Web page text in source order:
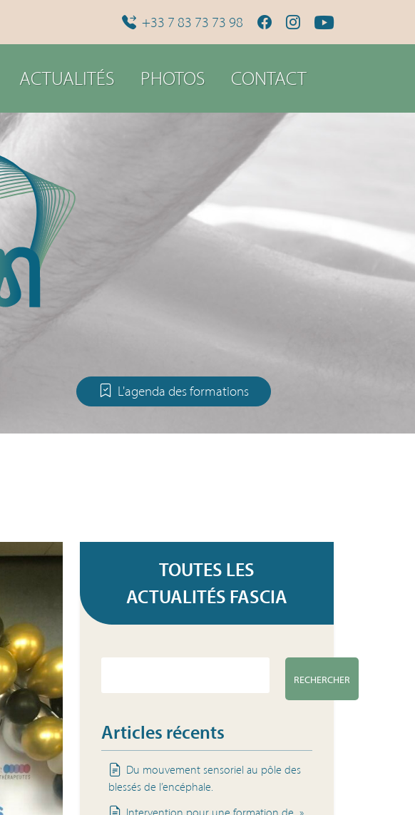
+33 7 83 73 73 98
ACTUALITÉS PHOTOS CONTACT
L'agenda des formations
TOUTES LES
ACTUALITÉS FASCIA
RECHERCHER
Articles récents
Du mouvement sensoriel au pôle des
blessés de l’encéphale.
Intervention pour une formation de »